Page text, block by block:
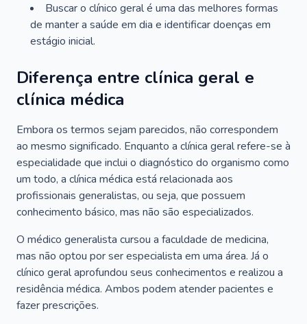
Buscar o clínico geral é uma das melhores formas
de manter a saúde em dia e identificar doenças em
estágio inicial.
Diferença entre clínica geral e
clínica médica
Embora os termos sejam parecidos, não correspondem
ao mesmo significado. Enquanto a clínica geral refere-se à
especialidade que inclui o diagnóstico do organismo como
um todo, a clínica médica está relacionada aos
profissionais generalistas, ou seja, que possuem
conhecimento básico, mas não são especializados.
O médico generalista cursou a faculdade de medicina,
mas não optou por ser especialista em uma área. Já o
clínico geral aprofundou seus conhecimentos e realizou a
residência médica. Ambos podem atender pacientes e
fazer prescrições.